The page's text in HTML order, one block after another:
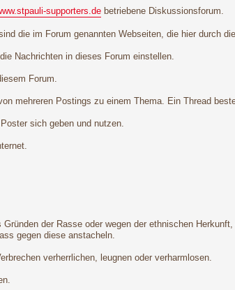
supporters.de betriebene Diskussionsforum.
die im Forum genannten Webseiten, die hier durch
Nachrichten in dieses Forum einstellen.
Forum.
mehreren Postings zu einem Thema. Ein Thread
sich geben und nutzen.
der Rasse oder wegen der ethnischen
gegen diese anstacheln.
verherrlichen, leugnen oder verharmlosen.